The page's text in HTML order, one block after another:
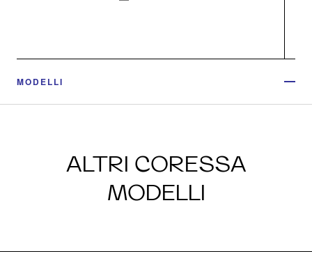
MODELLI
ALTRI CORESSA
MODELLI